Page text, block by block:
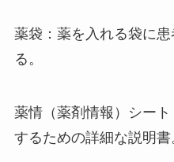
薬袋：薬を入れる袋に
る。
薬情（薬剤情報）シー
するための詳細な説明書